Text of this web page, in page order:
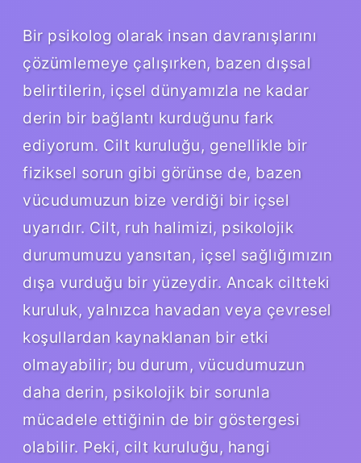
Bir psikolog olarak insan davranışlarını
çözümlemeye çalışırken, bazen dışsal
belirtilerin, içsel dünyamızla ne kadar
derin bir bağlantı kurduğunu fark
ediyorum. Cilt kuruluğu, genellikle bir
fiziksel sorun gibi görünse de, bazen
vücudumuzun bize verdiği bir içsel
uyarıdır. Cilt, ruh halimizi, psikolojik
durumumuzu yansıtan, içsel sağlığımızın
dışa vurduğu bir yüzeydir. Ancak ciltteki
kuruluk, yalnızca havadan veya çevresel
koşullardan kaynaklanan bir etki
olmayabilir; bu durum, vücudumuzun
daha derin, psikolojik bir sorunla
mücadele ettiğinin de bir göstergesi
olabilir. Peki, cilt kuruluğu, hangi